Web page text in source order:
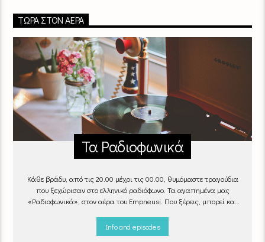
ΤΏΡΑ ΣΤΟΝ ΑΈΡΑ
Τα Ραδιοφωνικά
Κάθε βράδυ, από τις 20.00 μέχρι τις 00.00, θυμόμαστε τραγούδια
που ξεχώρισαν στο ελληνικό ραδιόφωνο. Τα αγαπημένα μας
«Ραδιοφωνικά», στον αέρα του Empneusi. Που ξέρεις, μπορεί και
:00 – 00:00στονEmpneusi 107 FM
Info and episodes